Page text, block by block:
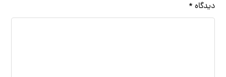
دیدگاه *